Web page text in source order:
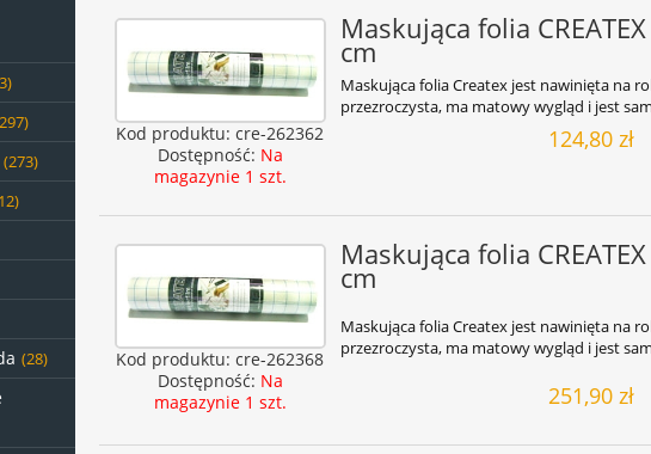
(273)
(28)
Kod produktu: cre-262362
Dostępność: Na
magazynie 1 szt.
Maskująca folia
cm
Maskująca folia Createx jest nawinięta na
przezroczysta, ma matowy wygląd i jest
124,80 zł
Kod produktu: cre-262368
Dostępność: Na
magazynie 1 szt.
Maskująca folia
cm
Maskująca folia Createx jest nawinięta na
przezroczysta, ma matowy wygląd i jest
251,90 zł